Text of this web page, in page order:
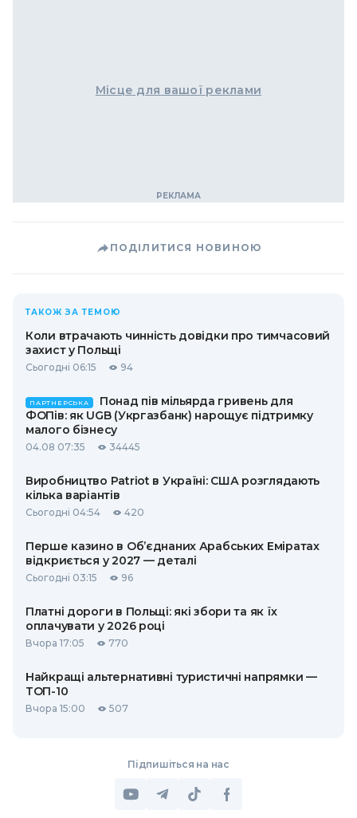
Місце для вашої реклами
ПОДІЛИТИСЯ НОВИНОЮ
ТАКОЖ ЗА ТЕМОЮ
Коли втрачають чинність довідки про тимчасовий
захист у Польщі
Сьогодні 06:15 94
ПАРТНЕРСЬКА
Понад пів мільярда гривень для
ФОПів: як UGB (Укргазбанк) нарощує підтримку
малого бізнесу
04.08 07:35 34445
Виробництво Patriot в Україні: США розглядають
кілька варіантів
Сьогодні 04:54 420
Перше казино в Об’єднаних Арабських Еміратах
відкриється у 2027 — деталі
Сьогодні 03:15 96
Платні дороги в Польщі: які збори та як їх
оплачувати у 2026 році
Вчора 17:05 770
Найкращі альтернативні туристичні напрямки —
ТОП-10
Вчора 15:00 507
Підпишіться на нас